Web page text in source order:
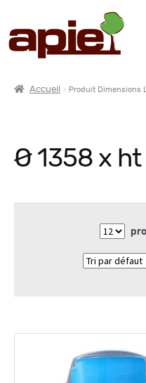
Accueil Produit Dimensions
Ø 1358 x